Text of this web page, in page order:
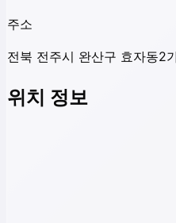
주소
전북 전주시 완산구 효자동2
위치 정보